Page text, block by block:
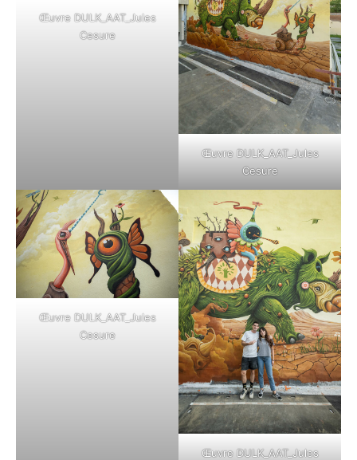
Œuvre DULK_AAT_Jules
Cesure
Œuvre DULK_AAT_Jules
Cesure
Œuvre DULK_AAT_Jules
Cesure
Œuvre DULK_AAT_Jules